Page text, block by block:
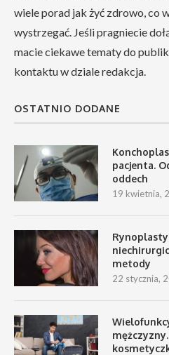
wiele porad jak żyć zdrowo, co
wystrzegać. Jeśli pragniecie
macie ciekawe tematy do
kontaktu w dziale redakcja.
OSTATNIO DODANE
pacjenta.
oddech
19 kwietnia,
metody
22 stycznia,